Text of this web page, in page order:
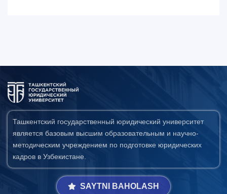
Ташкентский государственный юридический университет
является базовым высшим образовательным и научно-
методическим учреждением по подготовке юридических
кадров в Узбекистане.
SAYTNI BAHOLASH